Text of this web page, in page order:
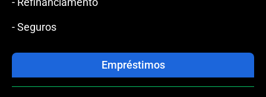
- Seguros
Empréstimos